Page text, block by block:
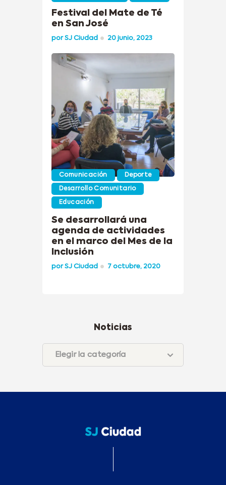
Festival del Mate de Té
en San José
porSJ Ciudad 20 junio, 2023
Comunicación Deporte
Desarrollo Comunitario
Educación
Se desarrollará una
agenda de actividades
en el marco del Mes de la
Inclusión
porSJ Ciudad 7 octubre, 2020
Noticias